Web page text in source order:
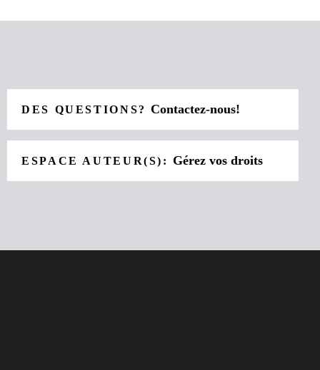
DES QUESTIONS?Contactez-nous!
ESPACE AUTEUR(S): Gérez vos droits